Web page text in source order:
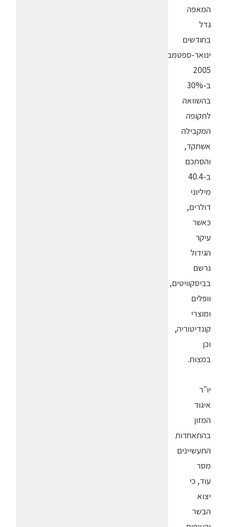
המאפה
גדל
בחודשים
ינואר-ספטמבר
2005
ב-30%
בהשוואה
לתקופה
המקבילה
אשתקד,
והסתכם
ב-40.4
מיליוני
דולרים,
כאשר
עיקר
הגידול
נרשם
בביסקוויטים,
וופלים
ומוצרי
קונדיטוריה,
וכן
במצות.
יו"ר
איגוד
המזון
בהתאחדות
התעשיינים
מסר
עוד, כי
יצוא
הבשר